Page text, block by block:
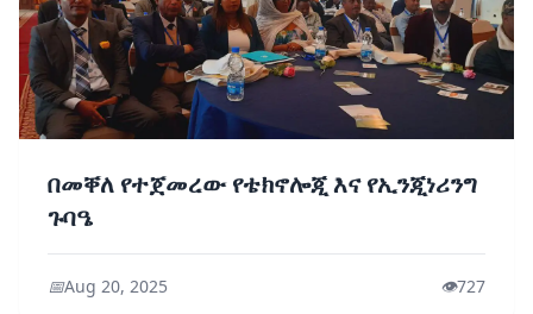
በመቐለ የተጀመረው የቴክኖሎጂ እና የኢንጂነሪንግ
ጉባዔ
📅Aug 20, 2025 👁️727